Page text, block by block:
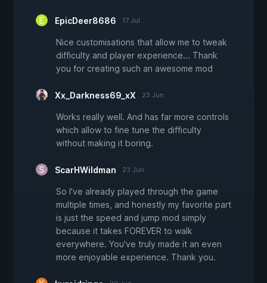
EpicDeer8686 17 Jul
Nice customisations that allow me to tweak
difficulty and player experience... Thank
you for creating such an awesome mod
Xx_Darkness69_xX 23 Jun
Works really well. And has far more controls
which allow to fine tune the difficulty
without making it boring.
ScarHWildman 23 Jun
So I've already played through the game
multiple times, and honestly my favorite part
is just the speed and jump mod simply
because it takes FOREVER to walk
everywhere. You've truly made it an even
more enjoyable experience. Thank you.